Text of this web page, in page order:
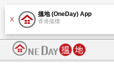
X
搵地 (OneDay) App
香港搵樓